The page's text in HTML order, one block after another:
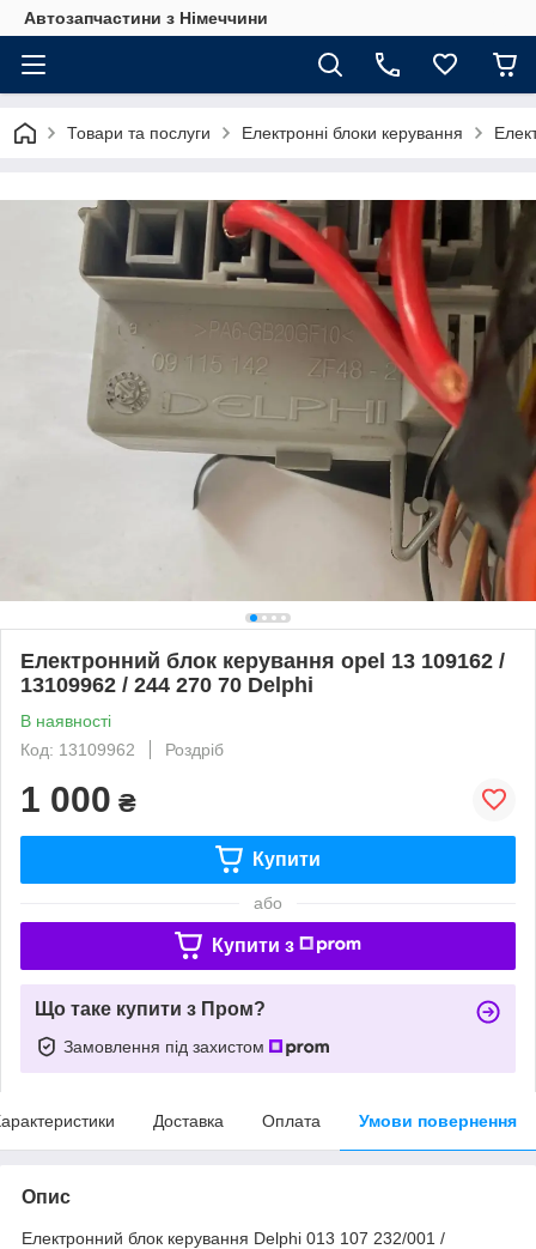
Автозапчастини з Німеччини
Товари та послуги Електронні блоки керування
Електронний блок керування opel 13 109162 /
13109962 / 244 270 70 Delphi
В наявності
Код: 13109962
Роздріб
1 000 ₴
Купити
або
Купити з
Що таке купити з Пром?
Замовлення під захистом
Доставка Оплата Умови повернення
Опис
Електронний блок керування Delphi 013 107 232/001 /